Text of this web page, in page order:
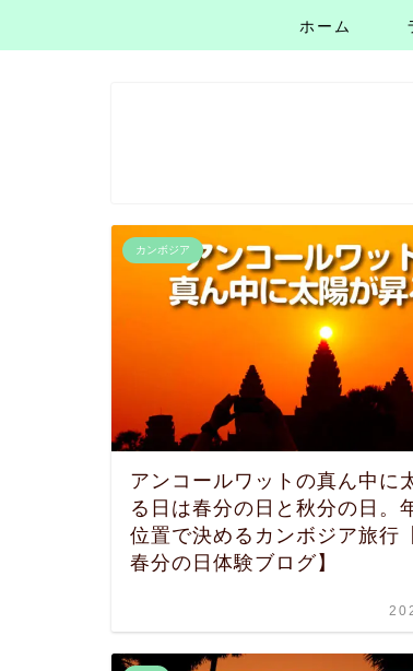
ホーム
カンボジア
アンコールワットの真ん中に
る日は春分の日と秋分の日。
位置で決めるカンボジア旅行
春分の日体験ブログ】